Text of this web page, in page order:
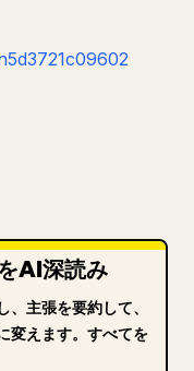
AI深読み
主張を要約して、
変えます。すべてを